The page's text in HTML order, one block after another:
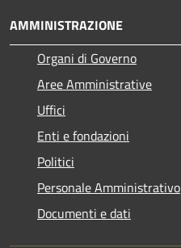
AMMINISTRAZIONE
Organi di Governo
Aree Amministrative
Uffici
Enti e fondazioni
Politici
Personale Amministrativo
Documenti e dati